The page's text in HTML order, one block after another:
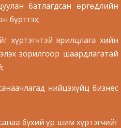
батлагдсан өргөдлийн
бүртгэх;
хүртэгчтэй ярилцлага хийн
зорилгоор шаардлагатай
нийцэхүйц бизнес
бүхий үр шим хүртэгчийг